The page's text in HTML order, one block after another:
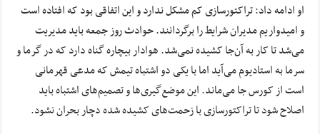
او ادامه داد: تراکتورسازی کم مشکل ندارد و این اتفاقی بود که افتاده است
و امیدواریم مدیران شرایط را برگردانند. حوادث روز جمعه باید مدیریت
می‌شد تا کار به آن‌جا کشیده نمی‌شد. هوادار بیچاره گناه دارد که در گرما و
سرما به استادیوم می‌آید اما با یکی دو اشتباه تیمش که مدعی قهرمانی
است از کورس جا می‌ماند. این موضع‌گیری‌ها و تصمیم‌های اشتباه باید
اصلاح شود تا تراکتورسازی با زحمت‌های کشیده شده دچار بحران نشود.